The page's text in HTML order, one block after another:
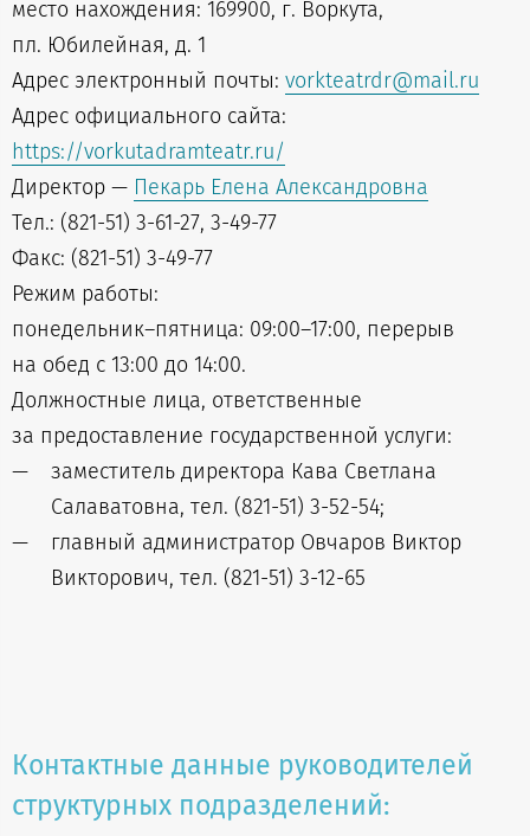
место нахождения: 169900, г. Воркута,
пл. Юбилейная, д. 1
Адрес электронный почты: vorkteatrdr@mail.ru
Адрес официального сайта:
https://vorkutadramteatr.ru/
Директор — Пекарь Елена Александровна
Тел.: (821-51) 3-61-27, 3-49-77
Факс: (821-51) 3-49-77
Режим работы:
понедельник–пятница: 09:00–17:00, перерыв
на обед с 13:00 до 14:00.
Должностные лица, ответственные
за предоставление государственной услуги:
заместитель директора Кава Светлана
Салаватовна, тел. (821-51) 3-52-54;
главный администратор Овчаров Виктор
Викторович, тел. (821-51) 3-12-65
Контактные данные руководителей
структурных подразделений: